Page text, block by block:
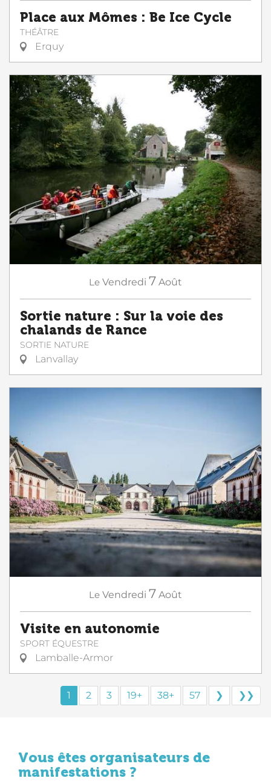
Place aux Mômes : Be Ice Cycle
THÉÂTRE
Erquy
Le Vendredi 7 Août
Sortie nature : Sur la voie des
chalands de Rance
SORTIE NATURE
Lanvallay
Le Vendredi 7 Août
Visite en autonomie
SPORT ÉQUESTRE
Lamballe-Armor
1 2 3 19+ 38+ 57 ❯ ❯❯
Vous êtes organisateurs de
manifestations ?